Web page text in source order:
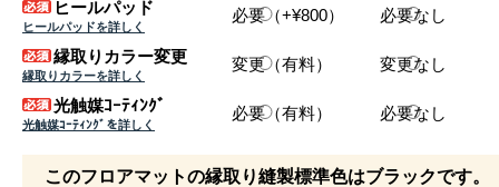
ヒールパッド
ヒールパッドを詳しく
必要（+¥800） 必要なし
縁取りカラー変更
縁取りカラーを詳しく
変更（有料） 変更なし
光触媒ｺｰﾃｨﾝｸﾞ
光触媒ｺｰﾃｨﾝｸﾞを詳しく
必要（有料） 必要なし
このフロアマットの縁取り縫製標準色はブラックです。